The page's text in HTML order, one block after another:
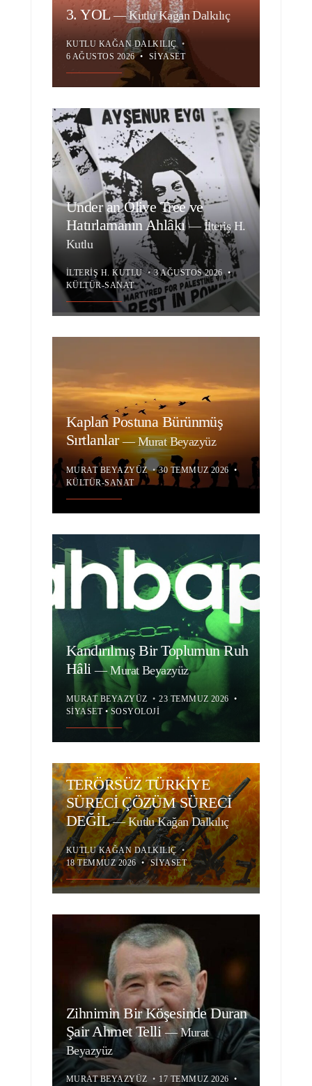
3. YOL—Kutlu Kağan Dalkılıç
KUTLU KAĞAN DALKILIÇ •
6 AĞUSTOS 2026 • SIYASET
Under an Olive Tree ve
Hatırlamanın Ahlâkı— İlteriş H.
Kutlu
İLTERIŞ H. KUTLU • 3 AĞUSTOS 2026 •
KÜLTÜR-SANAT
Kaplan Postuna Bürünmüş
Sırtlanlar—Murat Beyazyüz
MURAT BEYAZYÜZ • 30 TEMMUZ 2026 •
KÜLTÜR-SANAT
Kandırılmış Bir Toplumun Ruh
Hâli—Murat Beyazyüz
MURAT BEYAZYÜZ • 23 TEMMUZ 2026 •
SIYASET• SOSYOLOJI
TERÖRSÜZ TÜRKİYE
SÜRECİ ÇÖZÜM SÜRECİ
DEĞİL—Kutlu Kağan Dalkılıç
KUTLU KAĞAN DALKILIÇ •
18 TEMMUZ 2026 • SIYASET
Zihnimin Bir Köşesinde Duran
Şair Ahmet Telli—Murat
Beyazyüz
MURAT BEYAZYÜZ • 17 TEMMUZ 2026 •